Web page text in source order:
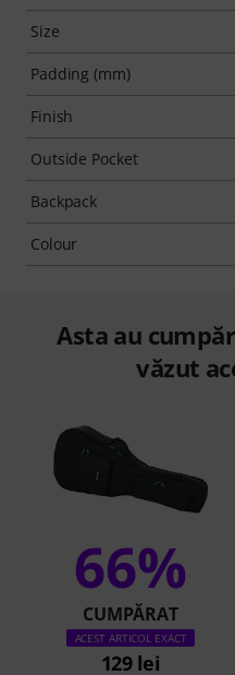
Size
Padding (mm)
Finish
Outside Pocket
Backpack
Colour
Asta au
văzut
66%
CUMPĂRAT
ACEST ARTICOL EXACT
129 lei